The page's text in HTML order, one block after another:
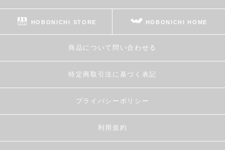
HOBONICHI STORE HOBONICHI HOME
商品について問い合わせる
特定商取引法に基づく表記
プライバシーポリシー
利用規約